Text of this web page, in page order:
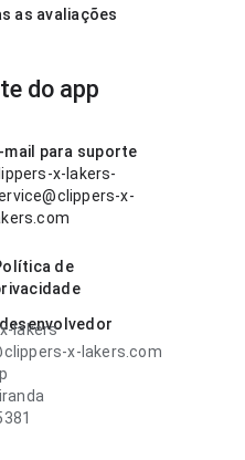
as avaliações
do app
mail para suporte
x-lakers-
x-
de
lakers
x-lakers.com